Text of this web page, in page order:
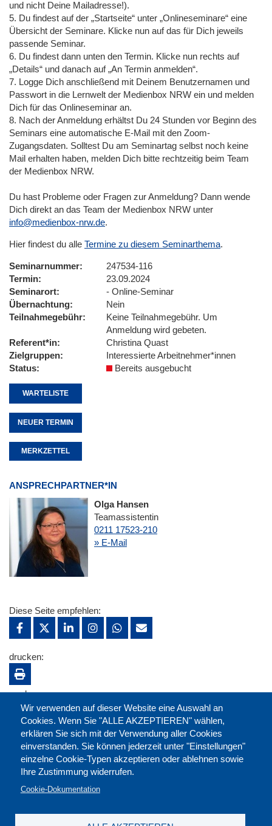
und nicht Deine Mailadresse!).
5. Du findest auf der „Startseite“ unter „Onlineseminare“ eine
Übersicht der Seminare. Klicke nun auf das für Dich jeweils
passende Seminar.
6. Du findest dann unten den Termin. Klicke nun rechts auf
„Details“ und danach auf „An Termin anmelden“.
7. Logge Dich anschließend mit Deinem Benutzernamen und
Passwort in die Lernwelt der Medienbox NRW ein und melden
Dich für das Onlineseminar an.
8. Nach der Anmeldung erhältst Du 24 Stunden vor Beginn des
Seminars eine automatische E-Mail mit den Zoom-
Zugangsdaten. Solltest Du am Seminartag selbst noch keine
Mail erhalten haben, melden Dich bitte rechtzeitig beim Team
der Medienbox NRW.
Du hast Probleme oder Fragen zur Anmeldung? Dann wende
Dich direkt an das Team der Medienbox NRW unter
info@medienbox-nrw.de.
Hier findest du alle Termine zu diesem Seminarthema.
Seminarnummer
247534-116
Termin
23.09.2024
Seminarort
- Online-Seminar
Übernachtung
Nein
Teilnahmegebühr
Keine Teilnahmegebühr. Um
Anmeldung wird gebeten.
Referent*in
Christina Quast
Zielgruppen
Interessierte Arbeitnehmer*innen
Status
Bereits ausgebucht
WARTELISTE
NEUER TERMIN
MERKZETTEL
ANSPRECHPARTNER*IN
Olga Hansen
Teamassistentin
0211 17523-210
» E-Mail
Wir verwenden auf dieser Website eine Auswahl an
Cookies. Wenn Sie "ALLE AKZEPTIEREN" wählen,
erklären Sie sich mit der Verwendung aller Cookies
einverstanden. Sie können jederzeit unter "Einstellungen"
einzelne Cookie-Typen akzeptieren oder ablehnen sowie
Ihre Zustimmung widerrufen.
Cookie-Dokumentation
Diese Seite empfehlen:
drucken:
merken: